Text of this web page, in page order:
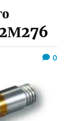
0